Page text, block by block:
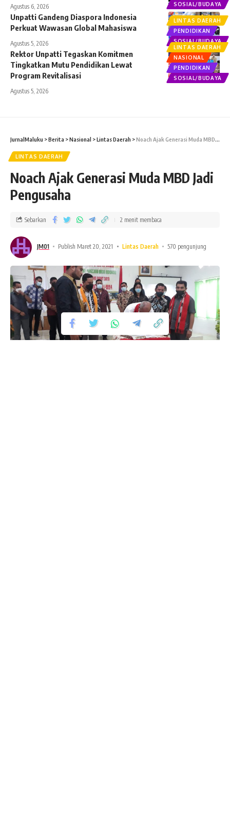
SOSIAL/BUDAYA
Agustus 6, 2026
LINTAS DAERAH
PENDIDIKAN
SOSIAL/BUDAYA
Unpatti Gandeng Diaspora Indonesia
Perkuat Wawasan Global Mahasiswa
Agustus 5, 2026
LINTAS DAERAH
NASIONAL
PENDIDIKAN
SOSIAL/BUDAYA
Rektor Unpatti Tegaskan Komitmen
Tingkatkan Mutu Pendidikan Lewat
Program Revitalisasi
Agustus 5, 2026
JurnalMaluku >Berita >Nasional >Lintas Daerah >Noach Ajak Generasi Muda MBD Jadi Pengusaha
LINTAS DAERAH
Noach Ajak Generasi Muda MBD Jadi
Pengusaha
JM01 Publish Maret 20, 2021 Lintas Daerah 570 pengunjung
Sebarkan 2 menit membaca